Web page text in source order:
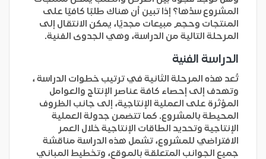
المشروع سدّها؟ إذا تبين أن هناك طلبًا كافيًا على
المنتجات وحجم مبيعات مجديًا، يمكن الانتقال إلى
المرحلة التالية من الدراسة، وهي الجدوى الفنية.
الدراسة الفنية
تُعد هذه المرحلة الثانية في ترتيب خطوات الدراسة ،
وتهدف إلى إحصاء كافة عناصر الإنتاج والعوامل
المؤثرة على العملية الإنتاجية، إلى جانب الظروف
المحيطة بالمشروع. كما تتضمن جدولة العملية
الإنتاجية وتحديد الطاقات الإنتاجية خلال العمر
الافتراضي للمشروع، تشمل هذه الدراسة مناقشة
جميع الجوانب المتعلقة بالموقع، وتخطيط المباني